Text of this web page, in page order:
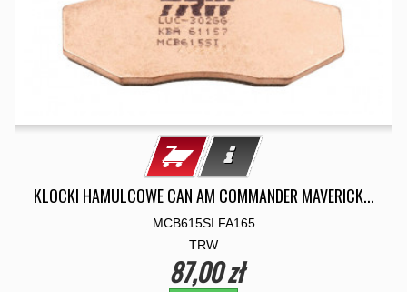
KLOCKI HAMULCOWE CAN AM COMMANDER MAVERICK...
MCB615SI FA165
TRW
87,00 zł